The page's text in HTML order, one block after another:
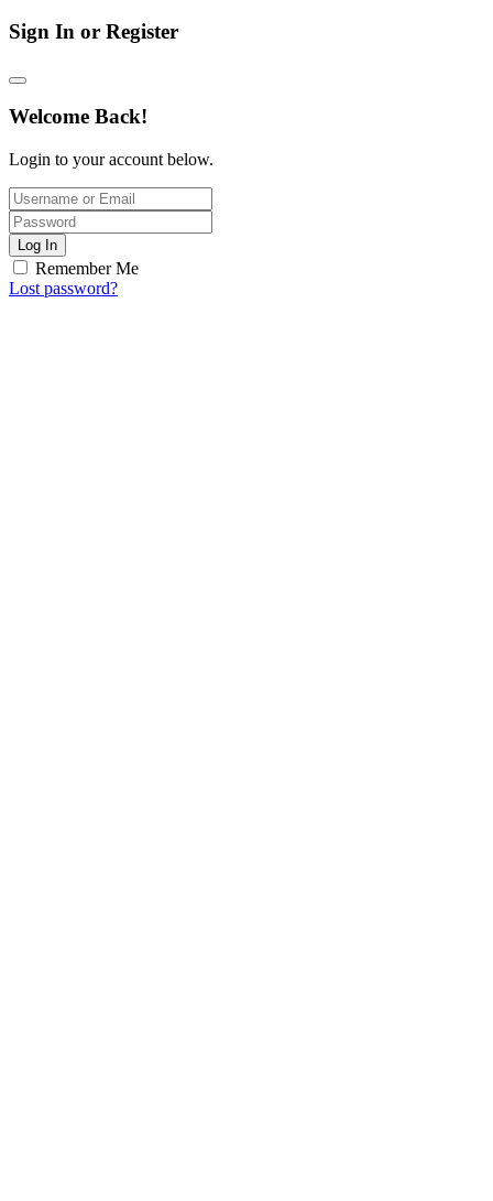
Sign In or Register
Welcome Back!
Login to your account below.
Log In
Remember Me
Lost password?